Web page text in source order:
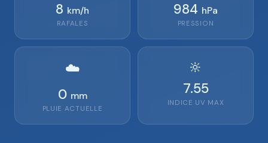
8 km/h
RAFALES
984 hPa
PRESSION
☁️
0 mm
PLUIE ACTUELLE
🔆
7.55
INDICE UV MAX